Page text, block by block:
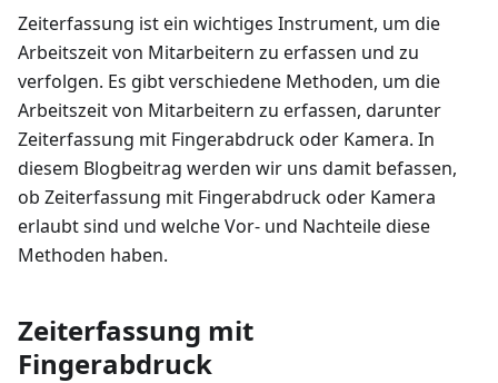
Zeiterfassung ist ein wichtiges Instrument, um die
Arbeitszeit von Mitarbeitern zu erfassen und zu
verfolgen. Es gibt verschiedene Methoden, um die
Arbeitszeit von Mitarbeitern zu erfassen, darunter
Zeiterfassung mit Fingerabdruck oder Kamera. In
diesem Blogbeitrag werden wir uns damit befassen,
ob Zeiterfassung mit Fingerabdruck oder Kamera
erlaubt sind und welche Vor- und Nachteile diese
Methoden haben.
Zeiterfassung mit
Fingerabdruck